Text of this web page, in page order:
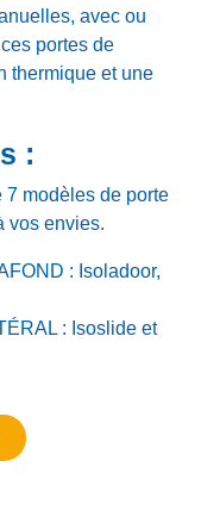
avec ou
portes de
thermique et une
:
7 modèles de porte
vos envies.
: Isoladoor,
: Isoslide et